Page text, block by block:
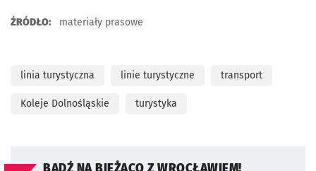
ŹRÓDŁO: materiały prasowe
linia turystyczna linie turystyczne transport
Koleje Dolnośląskie turystyka